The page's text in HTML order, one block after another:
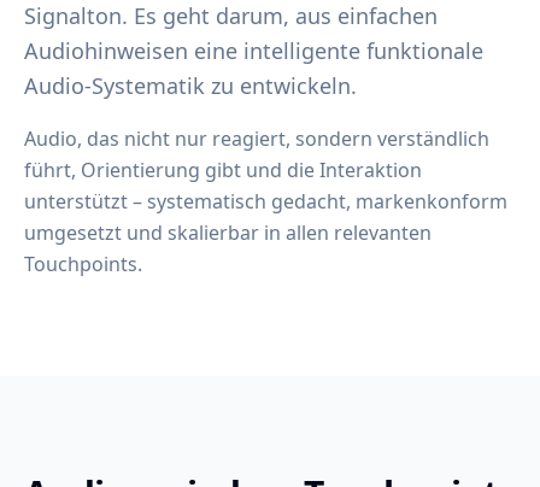
Signalton. Es geht darum, aus einfachen
Audiohinweisen eine intelligente funktionale
Audio-Systematik zu entwickeln.
Audio, das nicht nur reagiert, sondern verständlich
führt, Orientierung gibt und die Interaktion
unterstützt – systematisch gedacht, markenkonform
umgesetzt und skalierbar in allen relevanten
Touchpoints.